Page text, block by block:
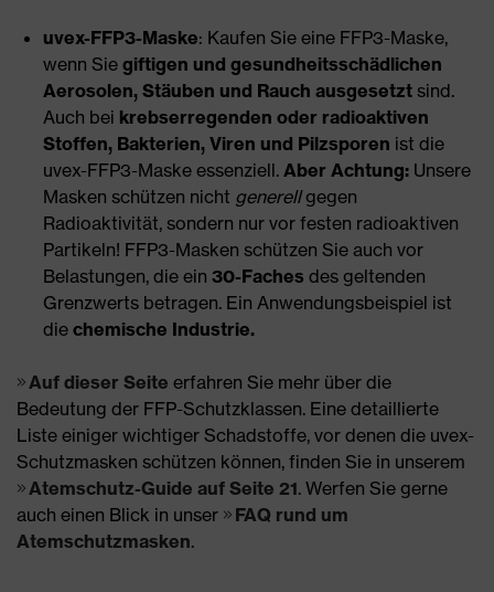
uvex-FFP3-Maske: Kaufen Sie eine FFP3-Maske,
wenn Sie giftigen und gesundheitsschädlichen
Aerosolen, Stäuben und Rauch ausgesetzt sind.
Auch bei krebserregenden oder radioaktiven
Stoffen, Bakterien, Viren und Pilzsporen ist die
uvex-FFP3-Maske essenziell. Aber Achtung: Unsere
Masken schützen nicht generellgegen
Radioaktivität, sondern nur vor festen radioaktiven
Partikeln! FFP3-Masken schützen Sie auch vor
Belastungen, die ein 30-Faches des geltenden
Grenzwerts betragen. Ein Anwendungsbeispiel ist
die chemische Industrie.
Auf dieser Seite erfahren Sie mehr über die
Bedeutung der FFP-Schutzklassen. Eine detaillierte
Liste einiger wichtiger Schadstoffe, vor denen die uvex-
Schutzmasken schützen können, finden Sie in unserem
Atemschutz-Guide auf Seite 21. Werfen Sie gerne
auch einen Blick in unser
FAQ rund um
Atemschutzmasken.